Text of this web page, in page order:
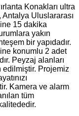
Konakları ultra
Antalya Uluslararası
15 dakika
yakın
bir yapıdadır.
konumlu 2 adet
Peyzaj alanları
Projemiz
Kamera ve alarm
tüm